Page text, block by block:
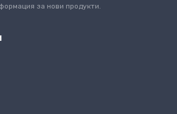
за нови продукти.